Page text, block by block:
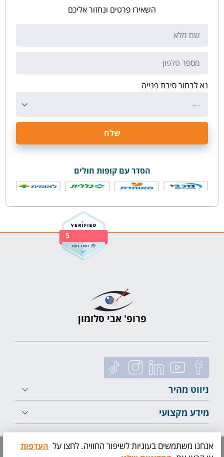
השאירו פרטים ונחזור אליכם
נא לבחור סיבת פנייה
---
הסדר עם קופות חולים
5
29 חוות דעת
פרופ' אבי סלומון
ניווט מהיר
מידע מקצועי
לייעוץ ראשוני
אנחנו משתמשים בעוגיות לשיפור החוויה. לחצו על העדפות